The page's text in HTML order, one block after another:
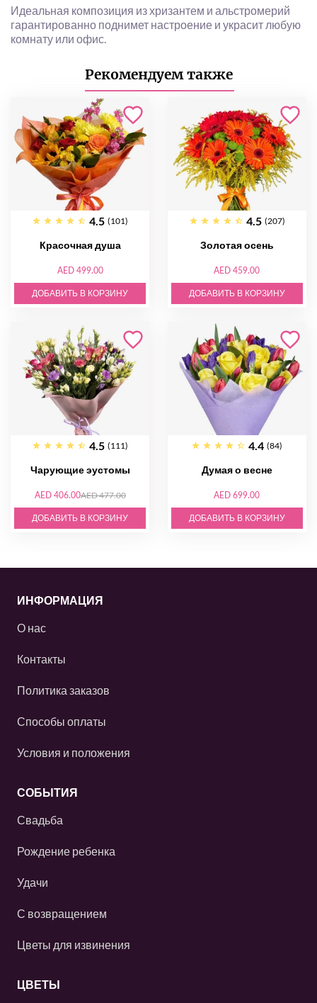
Идеальная композиция из хризантем и альстромерий
гарантированно поднимет настроение и украсит любую
комнату или офис.
Рекомендуем также
4.5 (101)
Красочная душа
AED 499.00
ДОБАВИТЬ В КОРЗИНУ
4.5 (207)
Золотая осень
AED 459.00
ДОБАВИТЬ В КОРЗИНУ
4.5 (111)
Чарующие эустомы
AED 406.00AED 477.00
ДОБАВИТЬ В КОРЗИНУ
4.4 (84)
Думая о весне
AED 699.00
ДОБАВИТЬ В КОРЗИНУ
ИНФОРМАЦИЯ
О нас
Контакты
Политика заказов
Способы оплаты
Условия и положения
СОБЫТИЯ
Свадьба
Рождение ребенка
Удачи
С возвращением
Цветы для извинения
ЦВЕТЫ